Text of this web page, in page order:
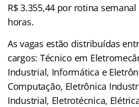
R$ 3.355,44 por rotina
horas.
As vagas estão distribuídas
cargos: Técnico em
Industrial, Informática e
Computação, Eletrônica
Industrial, Eletrotécnica,